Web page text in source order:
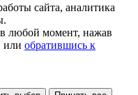
сайта, аналитика
в любой момент, нажав
или обратившись к